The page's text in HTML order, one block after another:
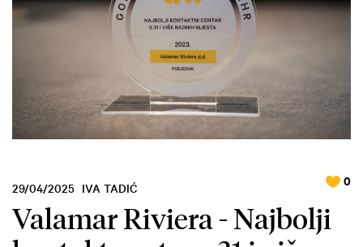
29/04/2025 IVA TADIĆ
Valamar Riviera - Najbolji
0